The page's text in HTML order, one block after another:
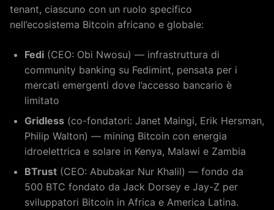
tenant, ciascuno con un ruolo specifico
nell’ecosistema Bitcoin africano e globale:
Fedi (CEO: Obi Nwosu) — infrastruttura di
community banking su Fedimint, pensata per i
mercati emergenti dove l’accesso bancario è
limitato
Gridless (co-fondatori: Janet Maingi, Erik Hersman,
Philip Walton) — mining Bitcoin con energia
idroelettrica e solare in Kenya, Malawi e Zambia
BTrust (CEO: Abubakar Nur Khalil) — fondo da
500 BTC fondato da Jack Dorsey e Jay-Z per
sviluppatori Bitcoin in Africa e America Latina.